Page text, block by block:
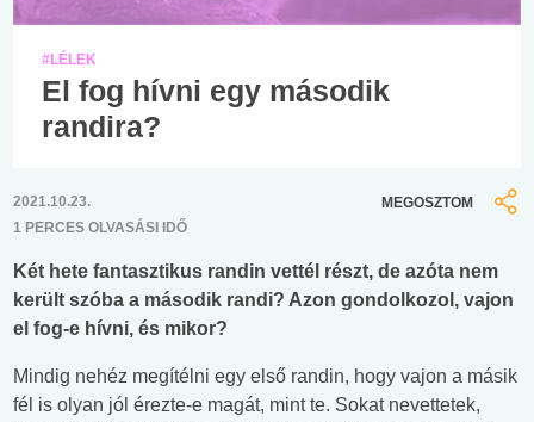
#LÉLEK
El fog hívni egy második
randira?
2021.10.23.
1 PERCES OLVASÁSI IDŐ
MEGOSZTOM
Két hete fantasztikus randin vettél részt, de azóta nem
került szóba a második randi? Azon gondolkozol, vajon
el fog-e hívni, és mikor?
Mindig nehéz megítélni egy első randin, hogy vajon a másik
fél is olyan jól érezte-e magát, mint te. Sokat nevettetek,